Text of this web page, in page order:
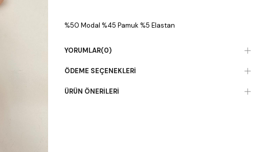
%50 Modal %45 Pamuk %5 Elastan
YORUMLAR(0)
ÖDEME SEÇENEKLERI
ÜRÜN ÖNERILERI